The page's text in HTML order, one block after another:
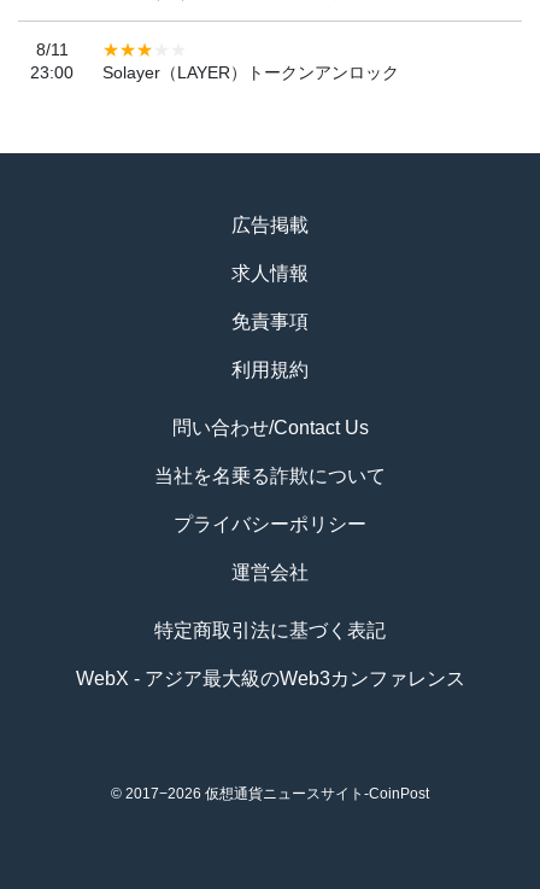
8/11
23:00
Solayer（LAYER）トークンアンロック
広告掲載
求人情報
免責事項
利用規約
問い合わせ/Contact Us
当社を名乗る詐欺について
プライバシーポリシー
運営会社
特定商取引法に基づく表記
WebX - アジア最大級のWeb3カンファレンス
© 2017−2026 仮想通貨ニュースサイト-CoinPost